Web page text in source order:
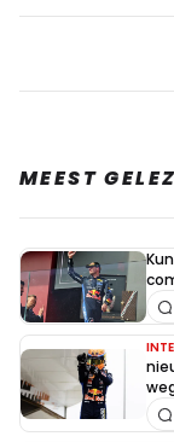
MEEST